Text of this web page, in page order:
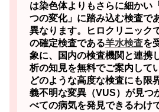
は染色体よりもさらに細かい
つの変化」に踏み込む検査で
異なります。ヒロクリニック
の確定検査である羊水検査を
象に、国内の検査機関と連携
析の知見を無料でご案内して
どのような高度な検査にも限
義不明な変異（VUS）が見つ
べての病気を発見できるわけ